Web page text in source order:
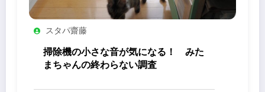
スタパ齋藤
掃除機の小さな音が気になる！ みた
まちゃんの終わらない調査